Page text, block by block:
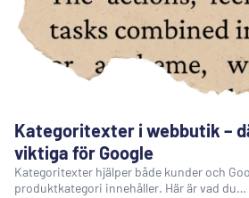
Kategoritexter i webbutik –
viktiga för Google
Kategoritexter hjälper både kunder och
produktkategori innehåller. Här är vad du…